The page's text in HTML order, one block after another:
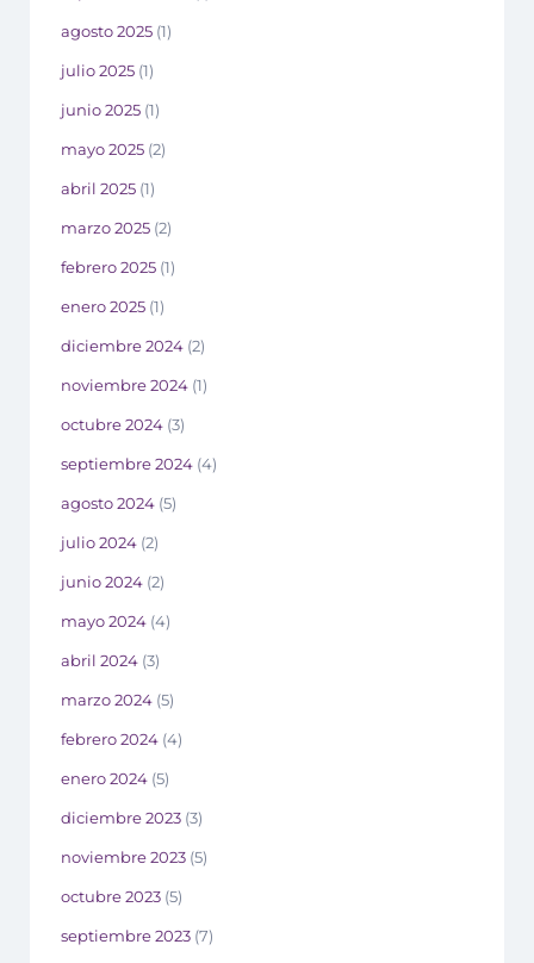
agosto 2025 (1)
julio 2025 (1)
junio 2025 (1)
mayo 2025 (2)
abril 2025 (1)
marzo 2025 (2)
febrero 2025 (1)
enero 2025 (1)
diciembre 2024 (2)
noviembre 2024 (1)
octubre 2024 (3)
septiembre 2024 (4)
agosto 2024 (5)
julio 2024 (2)
junio 2024 (2)
mayo 2024 (4)
abril 2024 (3)
marzo 2024 (5)
febrero 2024 (4)
enero 2024 (5)
diciembre 2023 (3)
noviembre 2023 (5)
octubre 2023 (5)
septiembre 2023 (7)